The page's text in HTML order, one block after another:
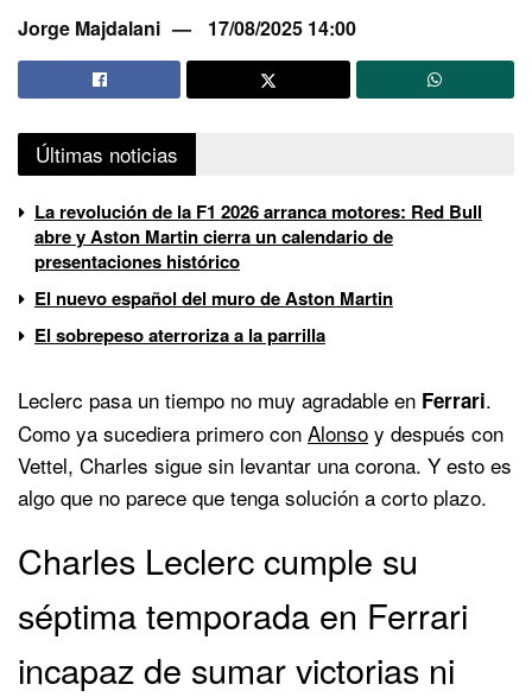
Jorge Majdalani 17/08/2025 14:00
Últimas noticias
La revolución de la F1 2026 arranca motores: Red Bull
abre y Aston Martin cierra un calendario de
presentaciones histórico
El nuevo español del muro de Aston Martin
El sobrepeso aterroriza a la parrilla
Leclerc pasa un tiempo no muy agradable en Ferrari.
Como ya sucediera primero con Alonso y después con
Vettel, Charles sigue sin levantar una corona. Y esto es
algo que no parece que tenga solución a corto plazo.
Charles Leclerc cumple su
séptima temporada en Ferrari
incapaz de sumar victorias ni